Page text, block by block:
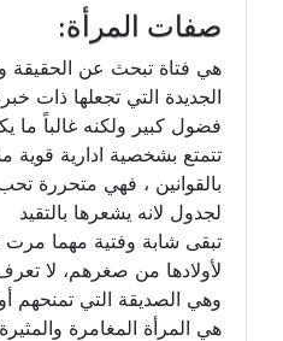
صفات المرأة:
هي فتاة تبحث عن الحقيقة
الجديدة التي تجعلها ذات
فضول كبير ولكنه غالباً ما
تتمتع بشخصية ادارية قوية
بالقوانين ، فهي متحررة
لجدول لانه يشعرها بالتقيد
تبقى شابة وفتية مهما مرت
لأولادها من صغرهم، لا تعرف
وهي الصديقة التي تمنحهم
هي المرأة المغامرة